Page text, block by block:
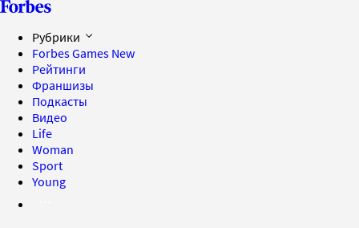
Рубрики
Forbes Games New
Рейтинги
Франшизы
Подкасты
Видео
Life
Woman
Sport
Young